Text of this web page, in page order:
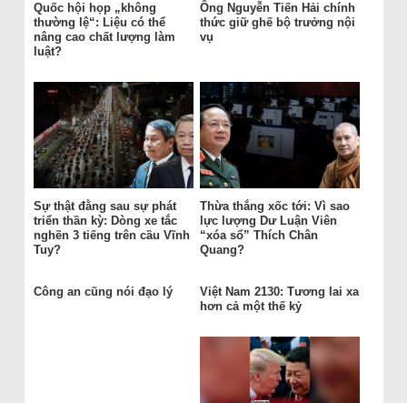
Quốc hội họp „không
thường lệ“: Liệu có thể
nâng cao chất lượng làm
luật?
Ông Nguyễn Tiến Hải chính
thức giữ ghế bộ trưởng nội
vụ
Sự thật đằng sau sự phát
triển thần kỳ: Dòng xe tắc
nghẽn 3 tiếng trên cầu Vĩnh
Tuy?
Thừa thắng xốc tới: Vì sao
lực lượng Dư Luận Viên
“xóa sổ” Thích Chân
Quang?
Công an cũng nói đạo lý
Việt Nam 2130: Tương lai xa
hơn cả một thế kỷ